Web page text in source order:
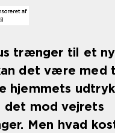
trænger til et
det være med
hjemmets
det mod vejrets
Men hvad